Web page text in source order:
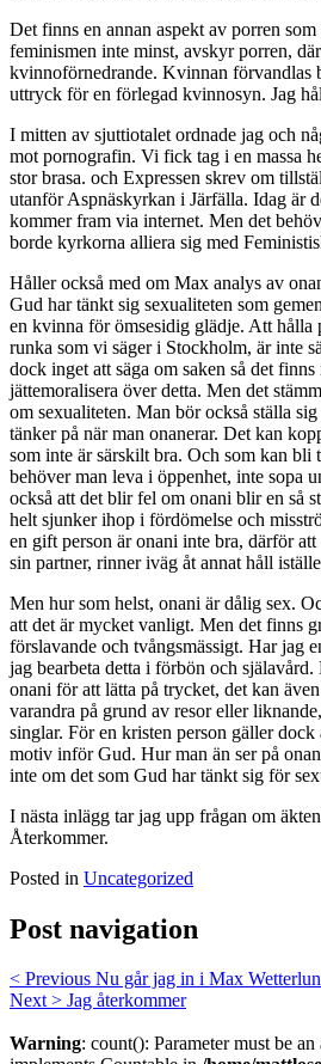
Det finns en annan aspekt av porren
feminismen inte minst, avskyr porren,
kvinnoförnedrande. Kvinnan förvandlas
uttryck för en förlegad kvinnosyn. Jag
I mitten av sjuttiotalet ordnade jag och
mot pornografin. Vi fick tag i en massa
stor brasa. och Expressen skrev om
utanför Aspnäskyrkan i Järfälla. Idag är
kommer fram via internet. Men det
borde kyrkorna alliera sig med
Håller också med om Max analys av
Gud har tänkt sig sexualiteten som
en kvinna för ömsesidig glädje. Att hålla
runka som vi säger i Stockholm, är inte
dock inget att säga om saken så det
jättemoralisera över detta. Men det
om sexualiteten. Man bör också ställa
tänker på när man onanerar. Det kan
som inte är särskilt bra. Och som kan bli
behöver man leva i öppenhet, inte sopa
också att det blir fel om onani blir en så
helt sjunker ihop i fördömelse och
en gift person är onani inte bra, därför
sin partner, rinner iväg åt annat håll
Men hur som helst, onani är dålig sex.
att det är mycket vanligt. Men det finns
förslavande och tvångsmässigt. Har jag
jag bearbeta detta i förbön och själavård.
onani för att lätta på trycket, det kan
varandra på grund av resor eller
singlar. För en kristen person gäller
motiv inför Gud. Hur man än ser på
inte om det som Gud har tänkt sig för
I nästa inlägg tar jag upp frågan om
Återkommer.
Posted in Uncategorized
Post navigation
< Previous Nu går jag in i Max
Next > Jag återkommer
Warning: count(): Parameter must be